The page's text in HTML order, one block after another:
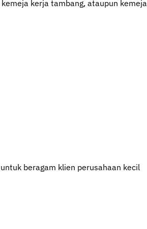
kerja tambang, ataupun kemeja
beragam klien perusahaan kecil